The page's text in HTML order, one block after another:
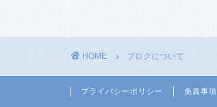
HOME ブログについて
プライバシーポリシー 免責事項